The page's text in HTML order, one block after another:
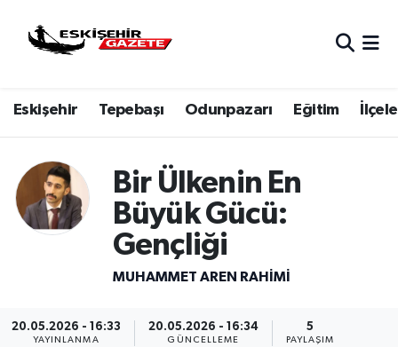
Eskişehir Tepebaşı Odunpazarı Eğitim
Bir Ülkenin En
Büyük Gücü:
Gençliği
MUHAMMET AREN RAHIMI
20.05.2026 - 16:33
YAYINLANMA
20.05.2026 - 16:34
GÜNCELLEME
5
PAYLAŞIM
Hava Durumu
Eskişehir Namaz Vakitleri
Trafik Durumu
Süper Lig Puan Durumu ve Fikstür
Son Dakika Haberleri